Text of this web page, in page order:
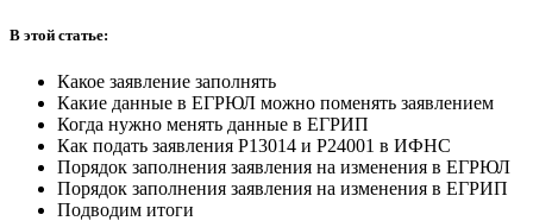
В этой статье:
Какое заявление заполнять
Какие данные в ЕГРЮЛ можно поменять заявлением
Когда нужно менять данные в ЕГРИП
Как подать заявления Р13014 и Р24001 в ИФНС
Порядок заполнения заявления на изменения в ЕГРЮЛ
Порядок заполнения заявления на изменения в ЕГРИП
Подводим итоги